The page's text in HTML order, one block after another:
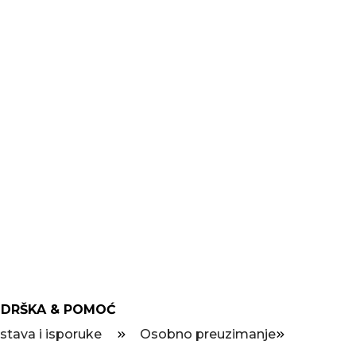
& POMOĆ
i isporuke
Osobno preuzimanje